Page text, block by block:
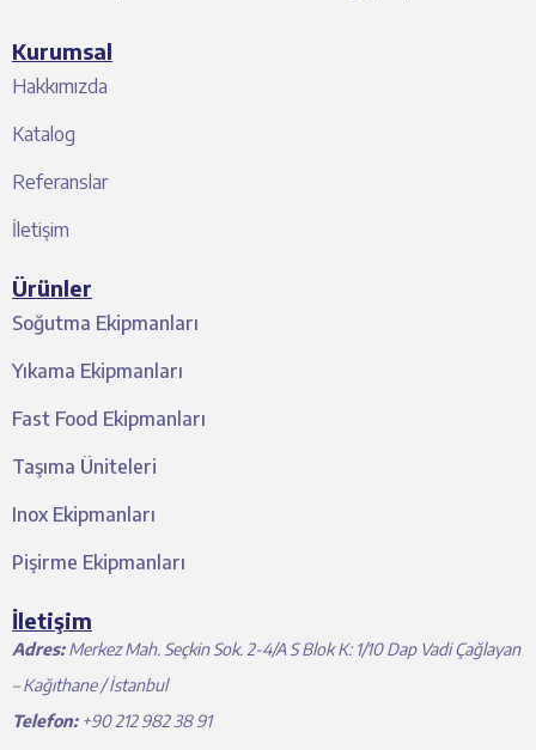
Kurumsal
Hakkımızda
Katalog
Referanslar
İletişim
Ürünler
Soğutma Ekipmanları
Yıkama Ekipmanları
Fast Food Ekipmanları
Taşıma Üniteleri
Inox Ekipmanları
Pişirme Ekipmanları
İletişim
Adres:Merkez Mah. Seçkin Sok. 2-4/A S Blok K: 1/10 Dap Vadi Çağlayan
– Kağıthane / İstanbul
Telefon:+90 212 982 38 91